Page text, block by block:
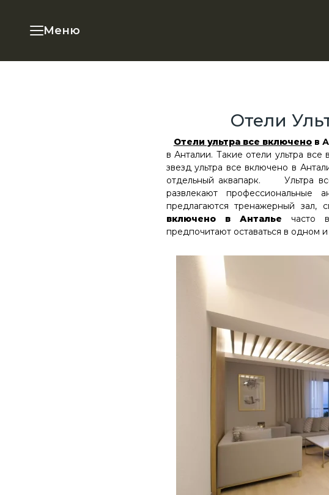
Меню
Отели
Отели ультра все включенов
в Анталии. Такие отели ультра
звезд ультра все включено в
отдельный аквапарк. Ультра
развлекают профессиональные
предлагаются тренажерный зал,
включено в Антальечасто
предпочитают оставаться в одном